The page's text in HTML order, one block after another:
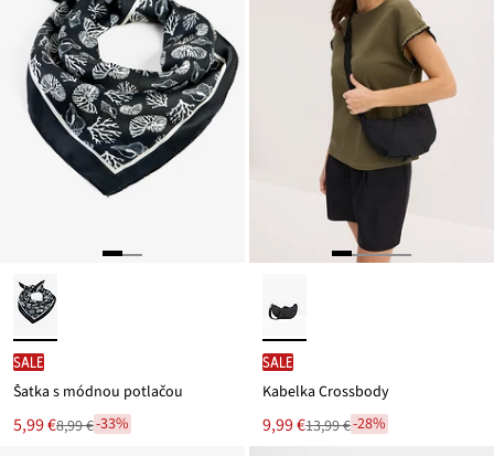
SALE
Šatka s módnou potlačou
Nová
cena
5,99 €
Zľava8,99 €-33%
SALE
Kabelka Crossbody
Nová
cena
9,99 €
Zľava13,99 €-28%